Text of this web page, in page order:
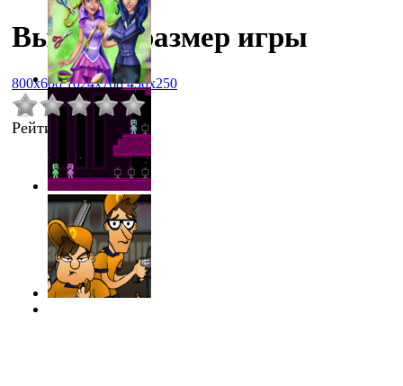
Выбрать размер игры
800x600 1024x768 450x250
Рейтинг